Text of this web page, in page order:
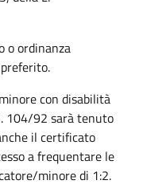
ordinanza
con disabilità
104/92 sarà tenuto
il certificato
a frequentare le
minore di 1:2.